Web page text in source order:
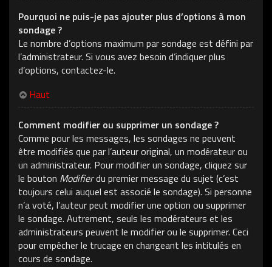
Pourquoi ne puis-je pas ajouter plus d’options à mon
sondage ?
Le nombre d’options maximum par sondage est défini par
l’administrateur. Si vous avez besoin d’indiquer plus
d’options, contactez-le.
Haut
Comment modifier ou supprimer un sondage ?
Comme pour les messages, les sondages ne peuvent
être modifiés que par l’auteur original, un modérateur ou
un administrateur. Pour modifier un sondage, cliquez sur
le bouton Modifierdu premier message du sujet (c’est
toujours celui auquel est associé le sondage). Si personne
n’a voté, l’auteur peut modifier une option ou supprimer
le sondage. Autrement, seuls les modérateurs et les
administrateurs peuvent le modifier ou le supprimer. Ceci
pour empêcher le trucage en changeant les intitulés en
cours de sondage.